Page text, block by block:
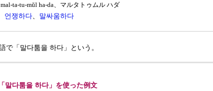
ta-tu-mŭl ha-da、マルタトゥムル ハダ
언쟁하다、 말싸움하다
で「말다툼을 하다」という。
말다툼을 하다」を使った例文